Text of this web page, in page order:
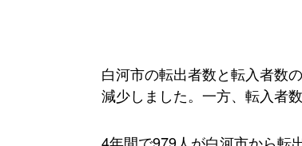
白河市の転出者数と転入者数
減少しました。一方、転入者
4年間で979人が白河市から転